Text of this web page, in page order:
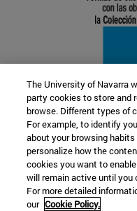
22 SEP
FUNCIÓN Y
Más información
The University of Navarra
party cookies to store and
browse. Different types of
For example, to identify
about your browsing
personalize how the
cookies you want to
will remain active until you
For more detailed
our Cookie Policy.